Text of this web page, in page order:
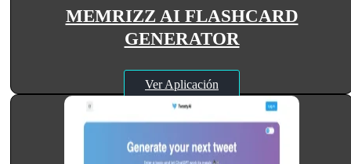
MEMRIZZ AI FLASHCARD
GENERATOR
Ver Aplicación